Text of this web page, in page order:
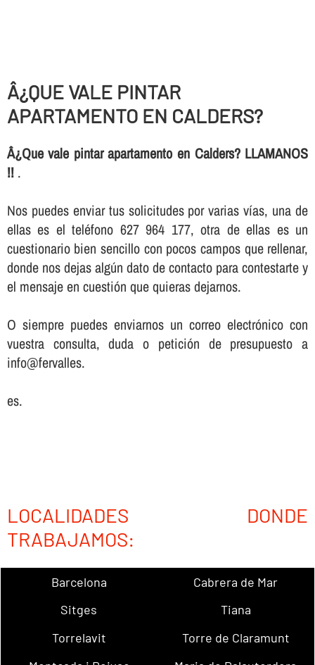
Â¿QUE VALE PINTAR
APARTAMENTO EN CALDERS?
Â¿Que vale pintar apartamento en Calders? LLAMANOS
!! .
Nos puedes enviar tus solicitudes por varias ví­as, una de
ellas es el teléfono 627 964 177, otra de ellas es un
cuestionario bien sencillo con pocos campos que rellenar,
donde nos dejas algún dato de contacto para contestarte y
el mensaje en cuestión que quieras dejarnos.
O siempre puedes enviarnos un correo electrónico con
vuestra consulta, duda o petición de presupuesto a
info@fervalles.
es.
LOCALIDADES DONDE
TRABAJAMOS:
Barcelona
Cabrera de Mar
Sitges
Tiana
Torrelavit
Torre de Claramunt